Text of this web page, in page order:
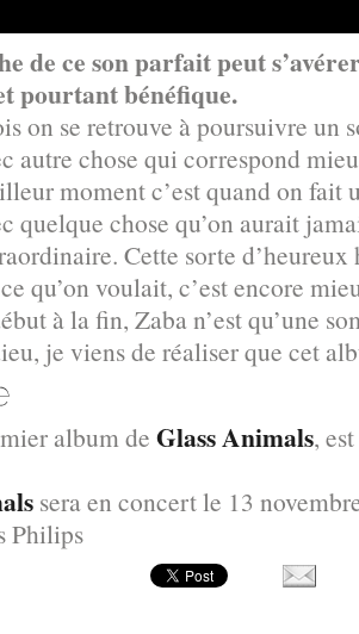
de ce son parfait peut
pourtant bénéfique.
on se retrouve à poursuivre un
autre chose qui correspond
moment c’est quand on fait
quelque chose qu’on aurait
Cette sorte
qu’on voulait, c’est encore
à la fin, Zaba n’est qu’une
je viens de réaliser que cet
album de Glass Animals,
sera en concert le 13
Philips